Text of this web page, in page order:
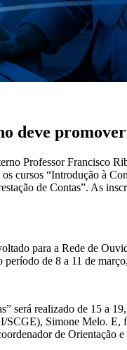
deve
Professor Francisco
cursos “Introdução à
de Contas”. As
para a Rede de
de 8 a 11 de
será realizado de 15 a
SCGE), Simone Melo. E,
de Orientação